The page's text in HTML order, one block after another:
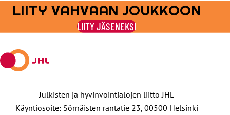
Jaa
Facebookissa
Jaa
viestipalvelu
X:ssä
Jaa
sähköpostilla
Jaa
WhatsAppilla
Jaa
Telegramilla
LIITY VAHVAAN JOUKKOON
LIITY JÄSENEKSI
Julkisten ja hyvinvointialojen liitto JHL
Käyntiosoite: Sörnäisten rantatie 23, 00500 Helsinki